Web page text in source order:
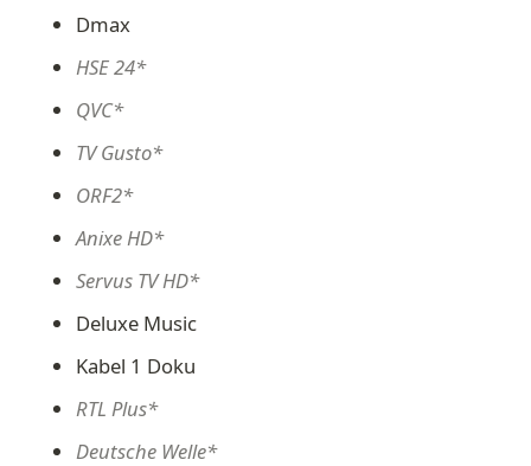
Dmax
HSE 24*
QVC*
TV Gusto*
ORF2*
Anixe HD*
Servus TV HD*
Deluxe Music
Kabel 1 Doku
RTL Plus*
Deutsche Welle*